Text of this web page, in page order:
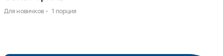
Для новичков 1 порция